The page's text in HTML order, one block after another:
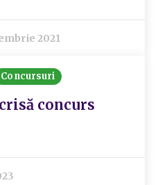
2021
Concursuri
concurs